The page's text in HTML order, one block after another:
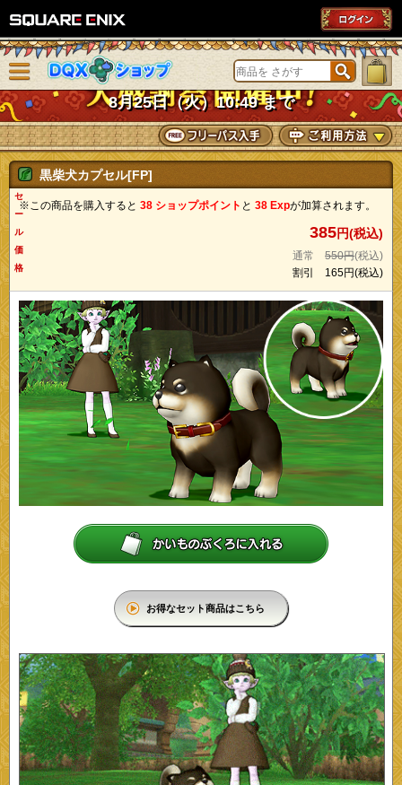
DQXショップ
8月25日（火）10:49 まで
ニューを閉じる
黒柴犬カプセル[FP]
※この商品を購入すると 38 ショップポイント と 38 Expが加算されます。
セ
ー
ル
価
格
385円(税込)
通常 550円(税込)
割引 165円(税込)
お得なセット商品はこちら